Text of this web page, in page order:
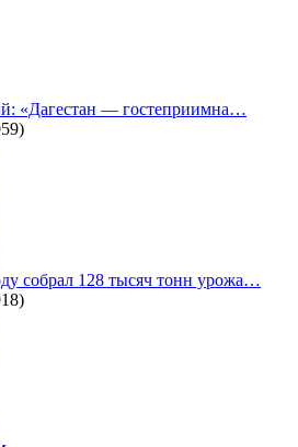
«Дагестан — гостеприимна…
собрал 128 тысяч тонн урожа…